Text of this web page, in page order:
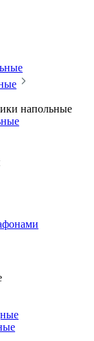
напольные